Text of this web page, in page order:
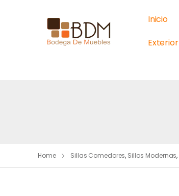
Inicio
Exterior
Home Sillas Comedores, Sillas Modernas,